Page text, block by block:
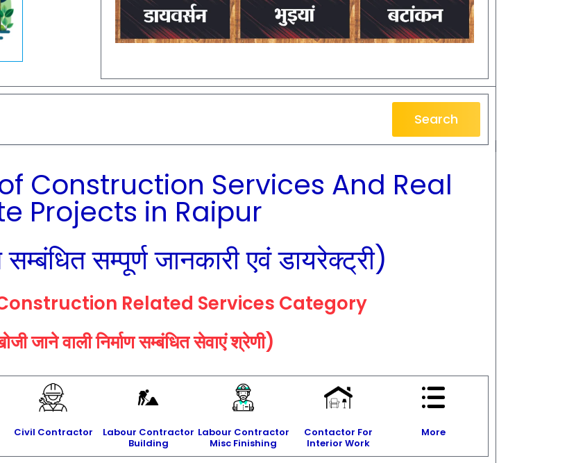
Search
Construction Services And Real
Projects in Raipur
सम्बंधित सम्पूर्ण जानकारी एवं डायरेक्ट्री)
Related Services Category
जाने वाली निर्माण सम्बंधित सेवाएं श्रेणी)
Civil Contractor
Labour Contractor
Building
Labour Contractor
Misc Finishing
Contactor For
Interior Work
More